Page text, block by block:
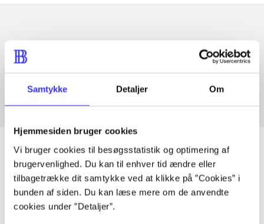
Samtykke Detaljer Om
Hjemmesiden bruger cookies
Vi bruger cookies til besøgsstatistik og optimering af
brugervenlighed. Du kan til enhver tid ændre eller
tilbagetrække dit samtykke ved at klikke på ”Cookies” i
bunden af siden. Du kan læse mere om de anvendte
cookies under ”Detaljer”.
Artikler med samme emner
Fra
Artikler
Alle registrerede artikler fordelt på udgivelser